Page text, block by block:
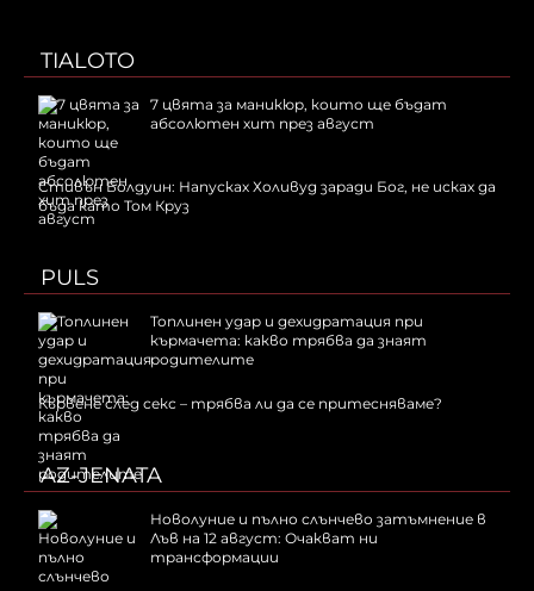
TIALOTO
7 цвята за маникюр, които ще бъдат
абсолютен хит през август
Стивън Болдуин: Напусках Холивуд заради Бог, не исках да
бъда като Том Круз
PULS
Топлинен удар и дехидратация при
кърмачета: какво трябва да знаят
родителите
Кървене след секс – трябва ли да се притесняваме?
AZ-JENATA
Новолуние и пълно слънчево затъмнение в
Лъв на 12 август: Очакват ни
трансформации